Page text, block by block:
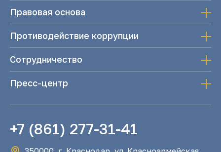
Правовая основа
Противодействие коррупции
Сотрудничество
Пресс-центр
+7 (861) 277-31-41